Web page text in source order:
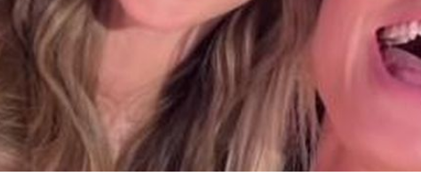
App runterladen
Team
Redaktionelle Richtlinien
Impressum
Datenschutzerklärung